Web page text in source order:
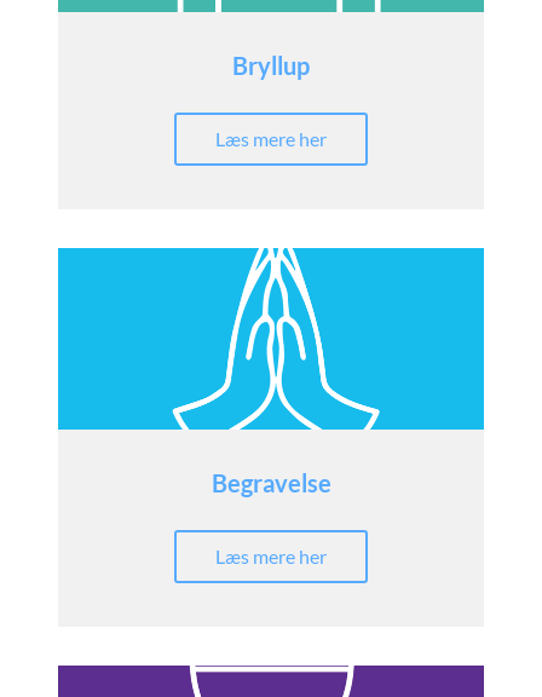
Bryllup
Læs mere her
Begravelse
Læs mere her